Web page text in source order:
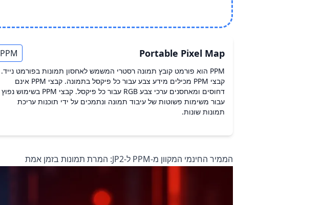
Portable Pixel Map
PPM
PPM הוא פורמט קובץ תמונה רסטרי המשמש לאחסון תמונות בפורמט נייד.
קבצי PPM מכילים מידע צבע עבור כל פיקסל בתמונה. קבצי PPM אינם
דחוסים ומאחסנים ערכי צבע RGB עבור כל פיקסל. קבצי PPM בשימוש נפוץ
עבור משימות פשוטות של עיבוד תמונה ונתמכים על ידי תוכנות עריכת
תמונות שונות.
הממיר החינמי המקוון מ-PPM ל-JP2: המרת תמונות בזמן אמת